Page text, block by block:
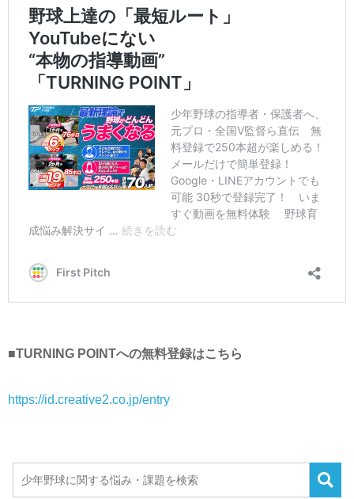
■TURNING POINTへの無料登録はこちら
https://id.creative2.co.jp/entry